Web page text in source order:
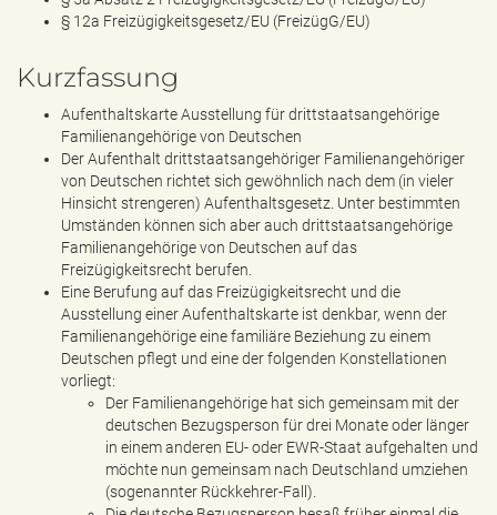
§ 12a Freizügigkeitsgesetz/EU (FreizügG/EU)
Kurzfassung
Aufenthaltskarte Ausstellung für drittstaatsangehörige
Familienangehörige von Deutschen
Der Aufenthalt drittstaatsangehöriger Familienangehöriger
von Deutschen richtet sich gewöhnlich nach dem (in vieler
Hinsicht strengeren) Aufenthaltsgesetz. Unter bestimmten
Umständen können sich aber auch drittstaatsangehörige
Familienangehörige von Deutschen auf das
Freizügigkeitsrecht berufen.
Eine Berufung auf das Freizügigkeitsrecht und die
Ausstellung einer Aufenthaltskarte ist denkbar, wenn der
Familienangehörige eine familiäre Beziehung zu einem
Deutschen pflegt und eine der folgenden Konstellationen
vorliegt:
Der Familienangehörige hat sich gemeinsam mit der
deutschen Bezugsperson für drei Monate oder länger
in einem anderen EU- oder EWR-Staat aufgehalten und
möchte nun gemeinsam nach Deutschland umziehen
(sogenannter Rückkehrer-Fall).